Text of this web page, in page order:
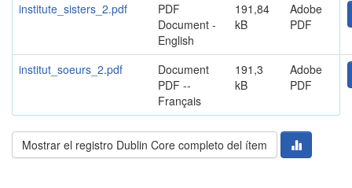
institute_sisters_2.pdf
PDF
Document -
English
191,84
kB
Adobe
PDF
institut_soeurs_2.pdf
Document
PDF --
Français
191,3
kB
Adobe
PDF
Mostrar el registro Dublin Core completo del ítem